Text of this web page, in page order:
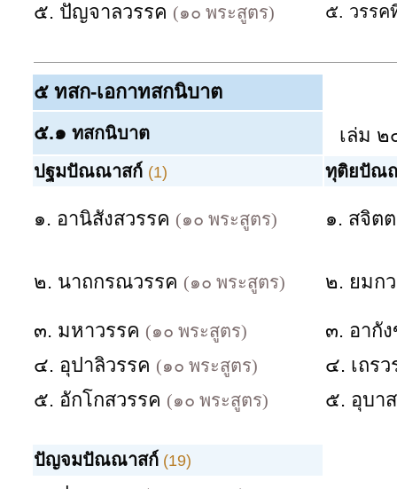
๕. ปัญจาลวรรค (๑๐ พระสูตร) ๕. วรร
๕ ทสก-เอกาทสกนิบาต
๕.๑ ทสกนิบาต เล่ม
ปฐมปัณณาสก์ (1) ทุติยปัณ
๑. อานิสังสวรรค (๑๐ พระสูตร) ๑. สจิต
๒. นาถกรณวรรค (๑๐ พระสูตร) ๒. ยมก
๓. มหาวรรค (๑๐ พระสูตร)
๓. อากั
๔. อุปาลิวรรค (๑๐ พระสูตร)
๔. เถร
๕. อักโกสวรรค (๑๐ พระสูตร) ๕. อุบา
ปัญจมปัณณาสก์ (19)